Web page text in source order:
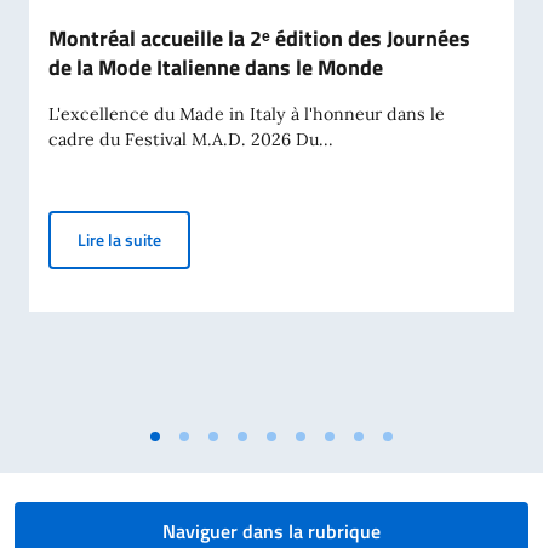
Montréal accueille la 2ᵉ édition des Journées
de la Mode Italienne dans le Monde
L'excellence du Made in Italy à l'honneur dans le
cadre du Festival M.A.D. 2026 Du...
Lire la suiteMontréal accueille la 2ᵉ édition des Journées de la
Naviguer dans la rubrique